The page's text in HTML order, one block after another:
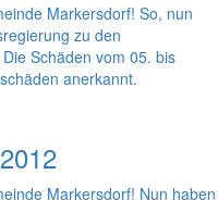
Markersdorf! So, nun
zu den
Schäden vom 05. bis
anerkannt.
Markersdorf! Nun haben